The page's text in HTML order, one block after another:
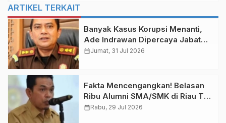
ARTIKEL TERKAIT
Banyak Kasus Korupsi Menanti,
Ade Indrawan Dipercaya Jabat
Kajari Bengkalis
calendar_monthJumat, 31 Jul 2026
Fakta Mencengangkan! Belasan
Ribu Alumni SMA/SMK di Riau Tak
Ambil Ijazah, Padahal Sekolah
calendar_monthRabu, 29 Jul 2026